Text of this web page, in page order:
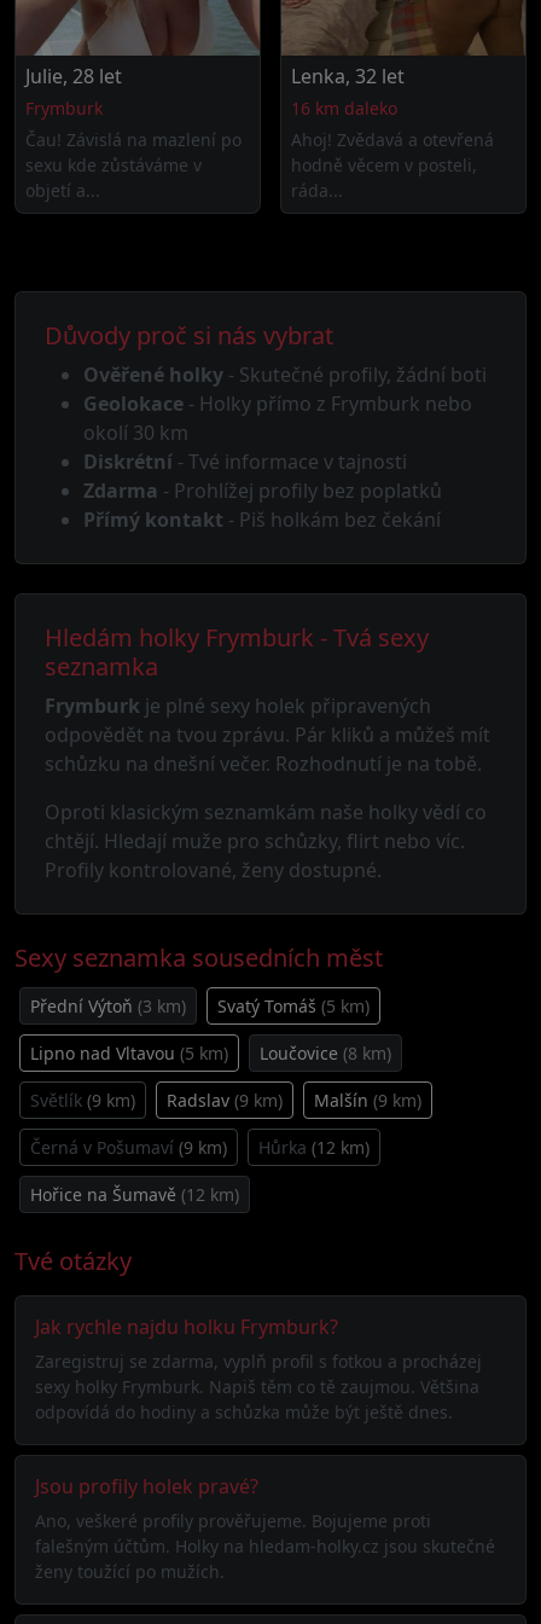
Julie, 28 let
Frymburk
Čau! Závislá na mazlení po
sexu kde zůstáváme v
objetí a...
Lenka, 32 let
16 km daleko
Ahoj! Zvědavá a otevřená
hodně věcem v posteli,
ráda...
Důvody proč si nás vybrat
Ověřené holky - Skutečné profily, žádní boti
Geolokace - Holky přímo z Frymburk nebo
okolí 30 km
Diskrétní - Tvé informace v tajnosti
Zdarma - Prohlížej profily bez poplatků
Přímý kontakt - Piš holkám bez čekání
Hledám holky Frymburk - Tvá sexy
seznamka
Frymburk je plné sexy holek připravených
odpovědět na tvou zprávu. Pár kliků a můžeš mít
schůzku na dnešní večer. Rozhodnutí je na tobě.
Oproti klasickým seznamkám naše holky vědí co
chtějí. Hledají muže pro schůzky, flirt nebo víc.
Profily kontrolované, ženy dostupné.
Sexy seznamka sousedních měst
Přední Výtoň (3 km) Svatý Tomáš (5 km)
Lipno nad Vltavou (5 km) Loučovice (8 km)
Světlík (9 km) Radslav (9 km) Malšín (9 km)
Černá v Pošumaví (9 km) Hůrka (12 km)
Hořice na Šumavě (12 km)
Tvé otázky
Jak rychle najdu holku Frymburk?
Zaregistruj se zdarma, vyplň profil s fotkou a procházej
sexy holky Frymburk. Napiš těm co tě zaujmou. Většina
odpovídá do hodiny a schůzka může být ještě dnes.
Jsou profily holek pravé?
Ano, veškeré profily prověřujeme. Bojujeme proti
falešným účtům. Holky na hledam-holky.cz jsou skutečné
ženy toužící po mužích.